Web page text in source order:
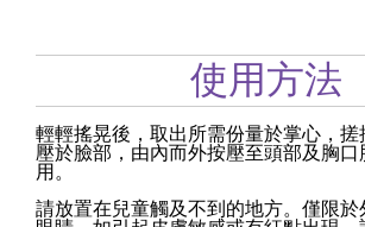
使用方法
輕輕搖晃後，取出所需份量於掌心，搓
壓於臉部，由內而外按壓至頭部及胸口
用。
請放置在兒童觸及不到的地方。僅限於